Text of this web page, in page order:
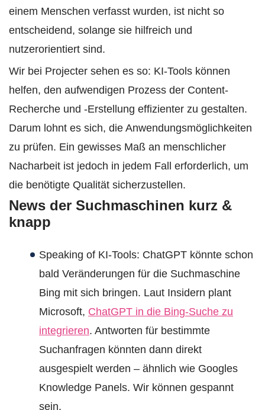
einem Menschen verfasst wurden, ist nicht so
entscheidend, solange sie hilfreich und
nutzerorientiert sind.
Wir bei Projecter sehen es so: KI-Tools können
helfen, den aufwendigen Prozess der Content-
Recherche und -Erstellung effizienter zu gestalten.
Darum lohnt es sich, die Anwendungsmöglichkeiten
zu prüfen. Ein gewisses Maß an menschlicher
Nacharbeit ist jedoch in jedem Fall erforderlich, um
die benötigte Qualität sicherzustellen.
News der Suchmaschinen kurz &
knapp
Speaking of KI-Tools: ChatGPT könnte schon
bald Veränderungen für die Suchmaschine
Bing mit sich bringen. Laut Insidern plant
Microsoft, ChatGPT in die Bing-Suche zu
integrieren. Antworten für bestimmte
Suchanfragen könnten dann direkt
ausgespielt werden – ähnlich wie Googles
Knowledge Panels. Wir können gespannt
sein.